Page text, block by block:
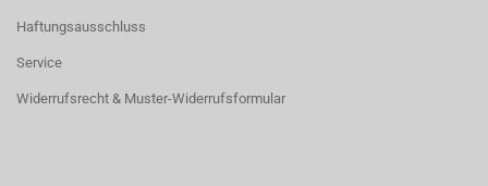
Haftungsausschluss
Service
Widerrufsrecht & Muster-Widerrufsformular